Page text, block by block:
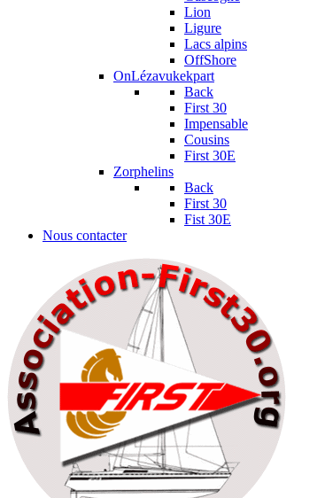
Lion
Ligure
Lacs alpins
OffShore
OnLézavukekpart
Back
First 30
Impensable
Cousins
First 30E
Zorphelins
Back
First 30
Fist 30E
Nous contacter